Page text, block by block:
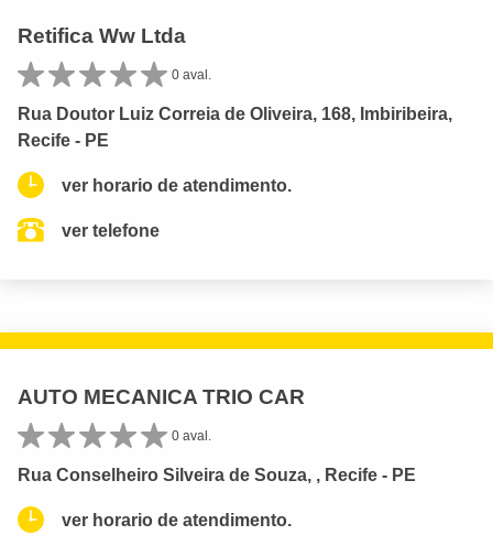
Retifica Ww Ltda
0 aval.
Rua Doutor Luiz Correia de Oliveira, 168, Imbiribeira,
Recife - PE
ver horario de atendimento.
ver telefone
AUTO MECANICA TRIO CAR
0 aval.
Rua Conselheiro Silveira de Souza, , Recife - PE
ver horario de atendimento.